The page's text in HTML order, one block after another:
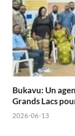
Bukavu: Un
Grands Lacs
2026-06-13